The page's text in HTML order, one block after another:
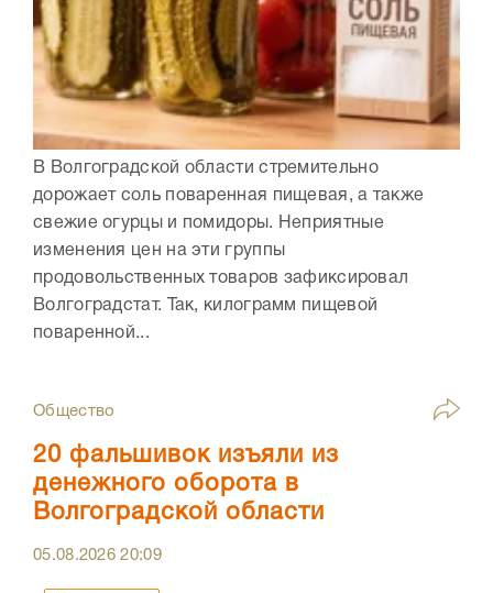
В Волгоградской области стремительно
дорожает соль поваренная пищевая, а также
свежие огурцы и помидоры. Неприятные
изменения цен на эти группы
продовольственных товаров зафиксировал
Волгоградстат. Так, килограмм пищевой
поваренной...
Общество
20 фальшивок изъяли из
денежного оборота в
Волгоградской области
05.08.202620:09